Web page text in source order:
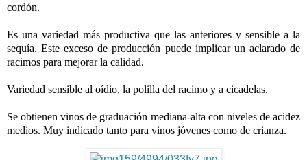
cordón.
Es una variedad más productiva que las anteriores y sensible a la
sequía. Este exceso de producción puede implicar un aclarado de
racimos para mejorar la calidad.
Variedad sensible al oídio, la polilla del racimo y a cicadelas.
Se obtienen vinos de graduación mediana-alta con niveles de acidez
medios. Muy indicado tanto para vinos jóvenes como de crianza.